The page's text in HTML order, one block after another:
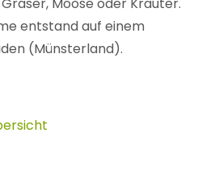
entstand auf einem
(Münsterland).